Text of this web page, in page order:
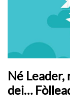
Né Leader,
dei…